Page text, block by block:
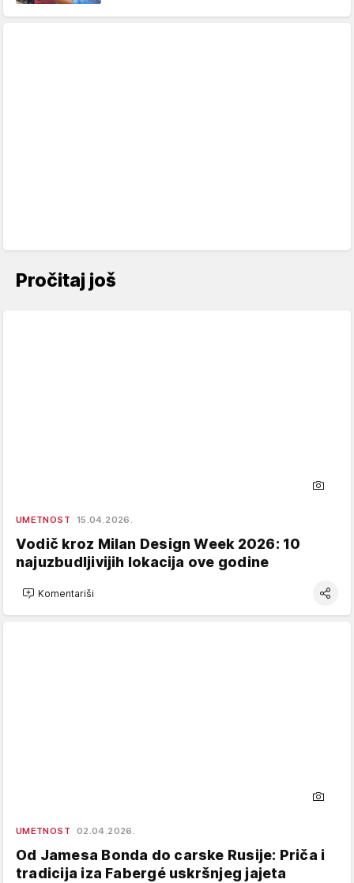
Pročitaj još
UMETNOST 15.04.2026.
Vodič kroz Milan Design Week 2026: 10
najuzbudljivijih lokacija ove godine
Komentariši
UMETNOST 02.04.2026.
Od Jamesa Bonda do carske Rusije: Priča i
tradicija iza Fabergé uskršnjeg jajeta